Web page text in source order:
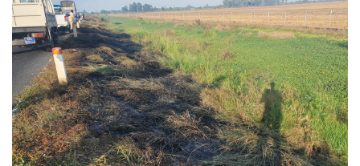
Kinh tế
Bất động sản
Thị trường
Giá vàng